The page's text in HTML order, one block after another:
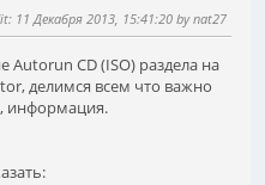
: 11 Декабря 2013, 15:41:20 by nat27
Autorun CD (ISO) раздела на
делимся всем что важно
информация.